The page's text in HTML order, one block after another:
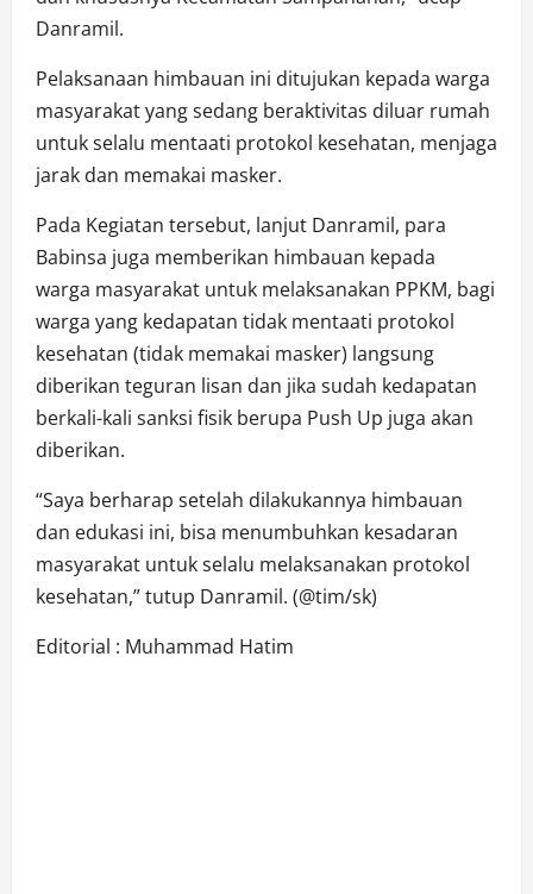
Danramil.
Pelaksanaan himbauan ini ditujukan kepada warga
masyarakat yang sedang beraktivitas diluar rumah
untuk selalu mentaati protokol kesehatan, menjaga
jarak dan memakai masker.
Pada Kegiatan tersebut, lanjut Danramil, para
Babinsa juga memberikan himbauan kepada
warga masyarakat untuk melaksanakan PPKM, bagi
warga yang kedapatan tidak mentaati protokol
kesehatan (tidak memakai masker) langsung
diberikan teguran lisan dan jika sudah kedapatan
berkali-kali sanksi fisik berupa Push Up juga akan
diberikan.
“Saya berharap setelah dilakukannya himbauan
dan edukasi ini, bisa menumbuhkan kesadaran
masyarakat untuk selalu melaksanakan protokol
kesehatan,” tutup Danramil. (@tim/sk)
Editorial : Muhammad Hatim